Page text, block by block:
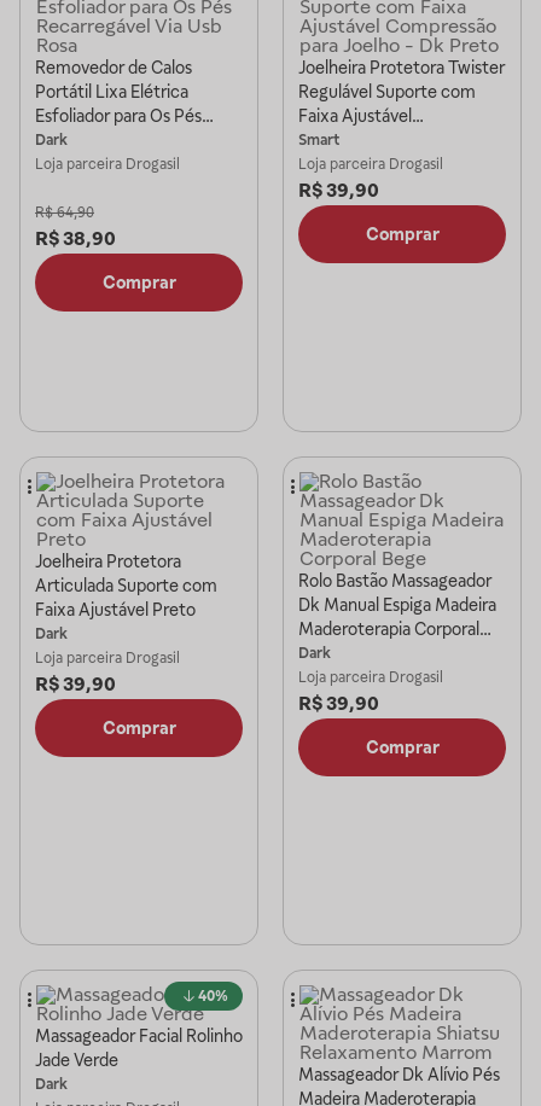
Removedor de Calos
Portátil Lixa Elétrica
Esfoliador para Os Pés
Recarregável Via Usb Rosa
Dark
Loja parceira Drogasil
R$ 64,90
R$38,90
Comprar
Joelheira Protetora Twister
Regulável Suporte com
Faixa Ajustável
Compressão para Joelho -
Dk Preto
Smart
Loja parceira Drogasil
R$39,90
Comprar
Joelheira Protetora
Articulada Suporte com
Faixa Ajustável Preto
Dark
Loja parceira Drogasil
R$39,90
Comprar
Rolo Bastão Massageador
Dk Manual Espiga Madeira
Maderoterapia Corporal
Bege
Dark
Loja parceira Drogasil
R$39,90
Comprar
40%
Massageador Facial Rolinho
Jade Verde
Dark
Massageador Dk Alívio Pés
Madeira Maderoterapia